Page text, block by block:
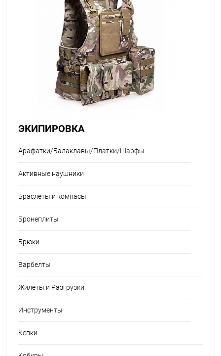
ЭКИПИРОВКА
Арафатки/Балаклавы/Платки/Шарфы
Активные наушники
Браслеты и компасы
Бронеплиты
Брюки
Варбелты
Жилеты и Разгрузки
Инструменты
Кепки